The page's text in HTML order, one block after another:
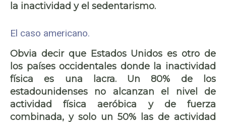
la inactividad y el sedentarismo.
El caso americano.
Obvia decir que Estados Unidos es otro de
los países occidentales donde la inactividad
física es una lacra. Un 80% de los
estadounidenses no alcanzan el nivel de
actividad física aeróbica y de fuerza
combinada, y solo un 50% las de actividad